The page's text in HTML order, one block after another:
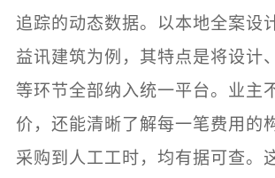
追踪的动态数据。以本地全案设
益讯建筑为例，其特点是将设计
等环节全部纳入统一平台。业主
价，还能清晰了解每一笔费用的
采购到人工工时，均有据可查。